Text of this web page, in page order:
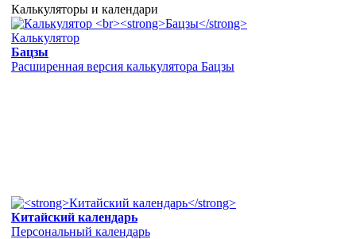
Калькуляторы и календари
Калькулятор
Бацзы
Расширенная версия калькулятора Бацзы
Китайский календарь
Персональный календарь